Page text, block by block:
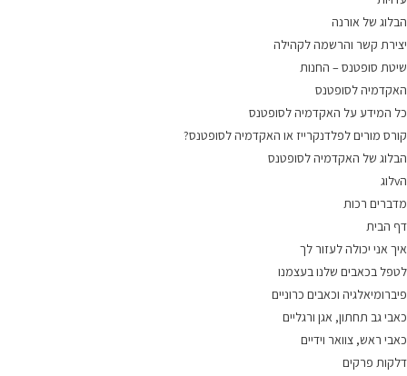
הבלוג של אורנה
יצירת קשר והרשמה לקהילה
שיטת סופטנס – החנות
האקדמיה לסופטנס
כל המידע על האקדמיה לסופטנס
קורס מורים לפלדנקרייז או האקדמיה לסופטנס?
הבלוג של האקדמיה לסופטנס
הvלוג
מדברים רכות
דף הבית
איך אני יכולה לעזור לך
לטפל בכאבים שלנו בעצמנו
פיברומיאלגיה וכאבים כרוניים
כאבי גב תחתון, אגן ורגליים
כאבי ראש, צוואר וידיים
דלקות פרקים